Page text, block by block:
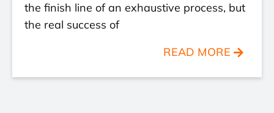
the finish line of an exhaustive process, but
the real success of
READ MORE